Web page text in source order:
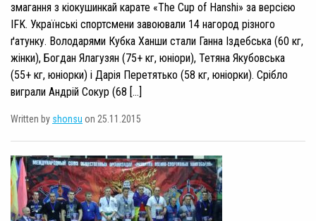
змагання з кіокушинкай карате «The Cup of Hanshi» за версією
IFK. Українські спортсмени завоювали 14 нагород різного
ґатунку. Володарями Кубка Ханши стали Ганна Іздебська (60 кг,
жінки), Богдан Ялагузян (75+ кг, юніори), Тетяна Якубовська
(55+ кг, юніорки) і Дарія Перетятько (58 кг, юніорки). Срібло
виграли Андрій Сокур (68 […]
Written by shonsu on 25.11.2015